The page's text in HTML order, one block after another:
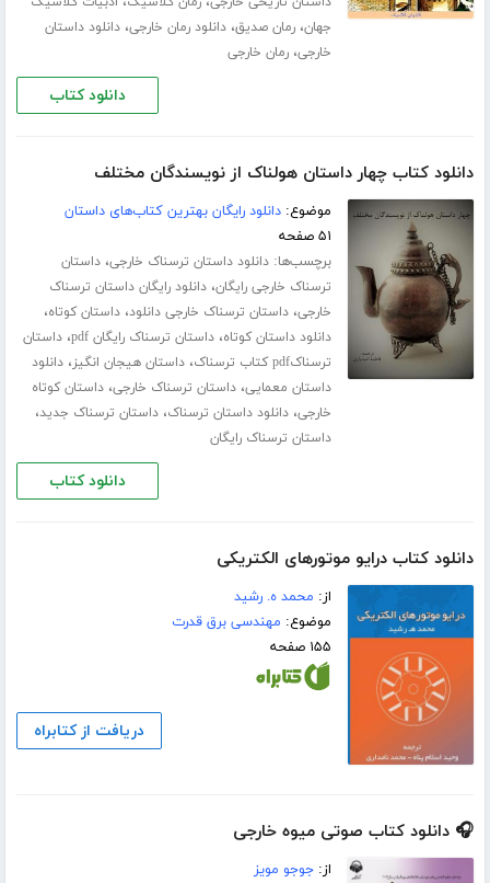
جهان،رمان صدیق،دانلود رمان خارجی،دانلود داستان
خارجی،رمان خارجی
دانلود کتاب
دانلود کتاب چهار داستان هولناک از نویسندگان مختلف
موضوع:دانلود رایگان بهترین کتاب‌های داستان
۵۱ صفحه
برچسب‌ها:دانلود داستان ترسناک خارجی،داستان
ترسناک خارجی رایگان،دانلود رایگان داستان ترسناک
خارجی،داستان ترسناک خارجی دانلود،داستان کوتاه،
دانلود داستان کوتاه،داستان ترسناک رایگان pdf ،داستان
ترسناکpdf کتاب ترسناک
،داستان هیجان انگیز،دانلود
داستان معمایی،داستان ترسناک خارجی،داستان کوتاه
خارجی،دانلود داستان ترسناک،داستان ترسناک جدید،
داستان ترسناک رایگان
دانلود کتاب
دانلود کتاب درایو موتورهای الکتریکی
از: محمد ه. رشید
موضوع: مهندسی برق قدرت
۱۵۵ صفحه
دریافت از کتابراه
🎧 دانلود کتاب صوتی میوه خارجی
از:جوجو مویز